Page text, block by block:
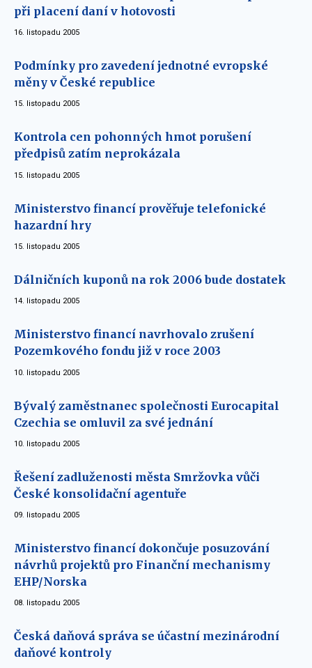
při placení daní v hotovosti
16. listopadu 2005
Podmínky pro zavedení jednotné evropské
měny v České republice
15. listopadu 2005
Kontrola cen pohonných hmot porušení
předpisů zatím neprokázala
15. listopadu 2005
Ministerstvo financí prověřuje telefonické
hazardní hry
15. listopadu 2005
Dálničních kuponů na rok 2006 bude dostatek
14. listopadu 2005
Ministerstvo financí navrhovalo zrušení
Pozemkového fondu již v roce 2003
10. listopadu 2005
Bývalý zaměstnanec společnosti Eurocapital
Czechia se omluvil za své jednání
10. listopadu 2005
Řešení zadluženosti města Smržovka vůči
České konsolidační agentuře
09. listopadu 2005
Ministerstvo financí dokončuje posuzování
návrhů projektů pro Finanční mechanismy
EHP/Norska
08. listopadu 2005
Česká daňová správa se účastní mezinárodní
daňové kontroly